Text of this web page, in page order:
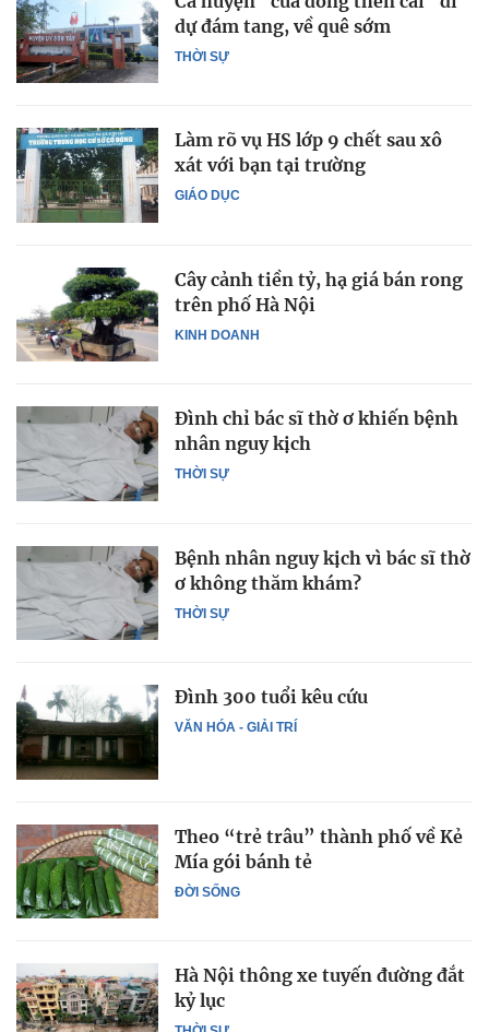
THỜI SỰ
dự đám tang, về quê sớm
GIÁO DỤC
Làm rõ vụ HS lớp 9 chết sau xô
xát với bạn tại trường
KINH DOANH
Cây cảnh tiền tỷ, hạ giá bán rong
trên phố Hà Nội
THỜI SỰ
Đình chỉ bác sĩ thờ ơ khiến bệnh
nhân nguy kịch
THỜI SỰ
Bệnh nhân nguy kịch vì bác sĩ thờ
ơ không thăm khám?
VĂN HÓA - GIẢI TRÍ
Đình 300 tuổi kêu cứu
ĐỜI SỐNG
Theo “trẻ trâu” thành phố về Kẻ
Mía gói bánh tẻ
Hà Nội thông xe tuyến đường đắt
kỷ lục